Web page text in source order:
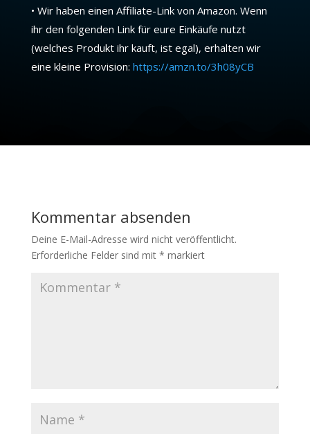
• Wir haben einen Affiliate-Link von Amazon. Wenn
ihr den folgenden Link für eure Einkäufe nutzt
(welches Produkt ihr kauft, ist egal), erhalten wir
eine kleine Provision: https://amzn.to/3h08yCB
Kommentar absenden
Deine E-Mail-Adresse wird nicht veröffentlicht.
Erforderliche Felder sind mit * markiert